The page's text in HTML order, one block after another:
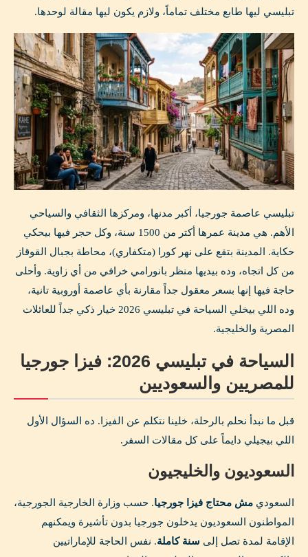
تبليسي ليها طابع مختلف تماماً، ولازم يكون ليها مقالة لوحدها.
تبليسي عاصمة جورجيا، أكبر مدنها، ومركزها الثقافي والسياحي
الأهم. هي مدينة عمرها أكتر من 1500 سنة، وكل حجر فيها بيحكي
حكاية. المدينة بتقع على نهر كورا (متكفاري)، محاطة بجبال القوقاز
من كل اتجاه، وده بيديها منظر بانورامي خرافي من أي زاوية. وأحلى
حاجة فيها إنها بسعر معقول جداً مقارنة بأي عاصمة أوروبية تانية،
وده اللي بيخلي السياحة في تبليسي 2026 خيار ذكي جداً للعائلات
المصرية والخليجية.
السياحة في تبليسي 2026: فيزا جورجيا
للمصريين والسعوديين
قبل ما نبدأ نحلم بالرحلة، خلينا نتكلم عن الفيزا. ده السؤال الأول
اللي بيجيلي دايماً على كل مقالات السفر.
السعوديون والخليجيون
السعودي مش محتاج فيزا جورجيا. حسب وزارة الخارجية الجورجية،
المواطنون السعوديون يدخلون جورجيا بدون تأشيرة ويمكنهم
الإقامة لمدة تصل إلى سنة كاملة. نفس الحاجة للإماراتيين